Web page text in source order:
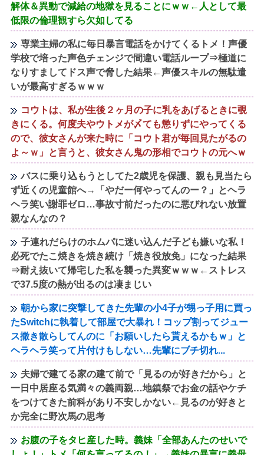
解体＆異動で減給の地獄を見ることにｗｗ←人として最
低限の倫理観すら欠如してる
専業主婦の私に毎日暴言電話をかけてくるトメ！声優
学校で培った声色チェンジで間違い電話ループ⇒極道に
なりすましてドス声で脅した結果←声優スキルの無駄遣
いが最高すぎるｗｗｗ
コウトは、私が生後２ヶ月の子に乳をあげるときに覗
きにくる。何度夫やウトメが〆ても懲りずにやってくる
ので、彼女さんが来た時に「コウト君が毎回見たがるの
よ～ｗ」と言うと、彼女さん鬼の形相でコウトの元へｗ
バスに乗り込もうとしてた2歳児を保護、親も見当たら
ず近くの児童館へ→「やだー何やってんのー？」とヘラ
ヘラ笑い謝罪ゼロ…事故寸前だったのに悪びれない放置
親なんなの？
子連れだらけのホムパに迷い込んだ子ども嫌いな私！
必死でたこ焼きを焼き続け「焼き役放免」になった結果
⇒耐え抜いて帰宅した私を襲った異変ｗｗｗ←ストレス
で37.5度の熱が出るのは凄まじい
朝から家に突撃してきた先輩の小4子が甥っ子用に買っ
たSwitchに執着して部屋で大暴れ！コップ割ってジュー
ス撒き散らしてんのに「お願いしたら貰えるかもｗ」と
ヘラヘラ笑って片付けもしない…先輩にブチ切れ...
夫婦で建てる家の建て前で「見るのが好きだから」と
一日中居座る気満々の義両親…地鎮祭でお金の話やケチ
をつけてきた前科があり不安しかない←見るのが好きと
か完全に野次馬の思考
お腹の子をタヒ産した時。義妹「全部あんたのせいで